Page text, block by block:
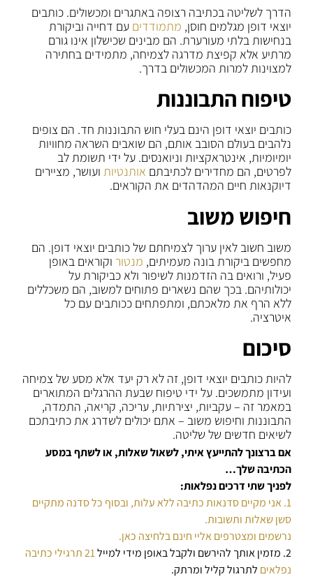
הדרך לשליטה בכתיבה רצופה באתגרים ומכשולים. כותבים
יוצאי דופן מגלמים חוסן, מתמודדים עם דחייה וביקורת
בנחישות בלתי מעורערת. הם מבינים שכישלון אינו גורם
מרתיע אלא קפיצת מדרגה לצמיחה, מתמידים בחתירה
למצוינות למרות המכשולים בדרך.
טיפוח התבוננות
כותבים יוצאי דופן הינם בעלי חוש התבוננות חד. הם צופים
נלהבים בעולם הסובב אותם, הם שואבים השראה מחוויות
יומיומיות, אינטראקציות וניואנסים. על ידי תשומת לב
לפרטים, הם מחדירים לכתיבתם אותנטיות ועושר, מציירים
דיוקנאות חיים המהדהדים את הקוראים.
חיפוש משוב
משוב חשוב לאין ערוך לצמיחתם של כותבים יוצאי דופן. הם
מחפשים ביקורת בונה מעמיתים, מנטור וקוראים באופן
פעיל, ורואים בה הזדמנות לשיפור ולא כביקורת על
יכולותיהם. בכך שהם נשארים פתוחים למשוב, הם משכללים
ללא הרף את מלאכתם, ומתפתחים ככותבים עם כל
איטרציה.
סיכום
להיות כותבים יוצאי דופן, זה לא רק יעד אלא מסע של צמיחה
ועידון מתמשכים. על ידי טיפוח שבעת ההרגלים המתוארים
במאמר זה – עקביות, יצירתיות, עריכה, קריאה, התמדה,
התבוננות וחיפוש משוב – אתם יכולים לשדרג את כתיבתכם
לשיאים חדשים של שליטה.
אם ברצונך להתייעץ איתי, לשאול שאלות, או לשתף במסע
הכתיבה שלך…
לפניך שתי דרכים נפלאות:
1. אני מקיים סדנאות כתיבה ללא עלות, ובסוף כל סדנה מתקיים
סשן שאלות ותשובות.
נרשמים ומצטרפים אליי חינם בלחיצה כאן.
2. מזמין אותך להירשם ולקבל באופן מידי למייל
21 תרגילי כתיבה
נפלאים לתרגול קליל ומרתק.